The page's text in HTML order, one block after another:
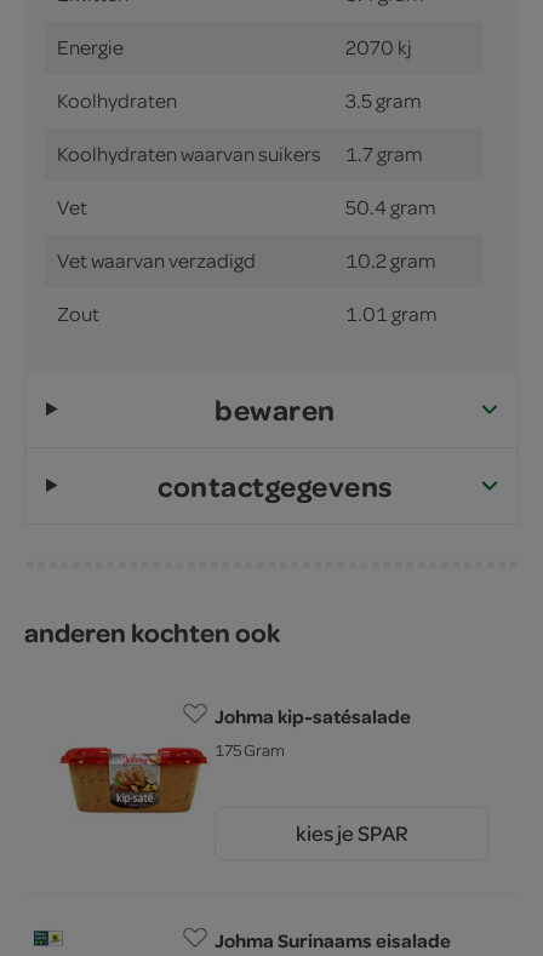
Energie 2070 kj
Koolhydraten 3.5 gram
Koolhydraten waarvan suikers 1.7 gram
Vet 50.4 gram
Vet waarvan verzadigd 10.2 gram
Zout 1.01 gram
bewaren
contactgegevens
anderen kochten ook
Johma kip-satésalade
175 Gram
kies je SPAR
Johma Surinaams eisalade